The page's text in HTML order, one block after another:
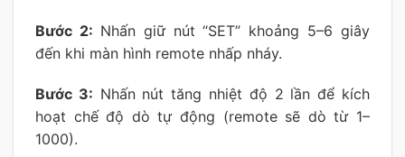
Bước 2: Nhấn giữ nút “SET” khoảng 5–6 giây
đến khi màn hình remote nhấp nháy.
Bước 3: Nhấn nút tăng nhiệt độ 2 lần để kích
hoạt chế độ dò tự động (remote sẽ dò từ 1–
1000).